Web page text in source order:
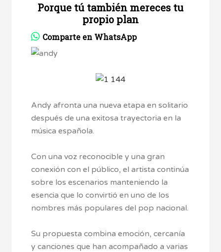
Porque tú también mereces tu
propio plan
Comparte en WhatsApp
Andy afronta una nueva etapa en solitario
después de una exitosa trayectoria en la
música española.
Con una voz reconocible y una gran
conexión con el público, el artista continúa
sobre los escenarios manteniendo la
esencia que lo convirtió en uno de los
nombres más populares del pop nacional.
Su propuesta combina emoción, cercanía
y canciones que han acompañado a varias